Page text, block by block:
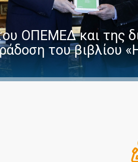
ΟΠΕΜΕΔ και της
του βιβλίου